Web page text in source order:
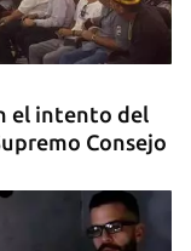
el intento del
Consejo